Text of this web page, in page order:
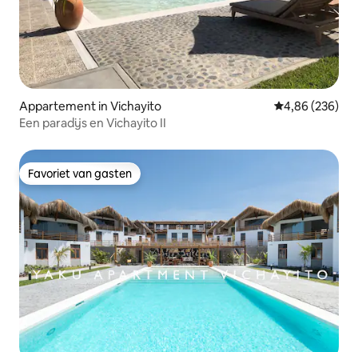
Appartement in Vichayito Gemiddelde
4,86 (236)
Een paradijs en Vichayito II
Favoriet van gasten
Favoriet van gasten